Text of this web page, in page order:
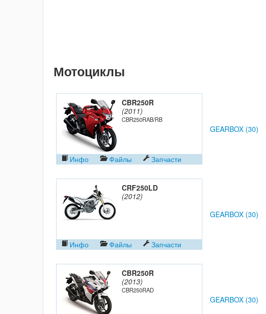
Мотоциклы
CBR250R
(2011)
CBR250RAB/RB
Инфо Файлы Запчасти
GEARBOX (30)
CRF250LD
(2012)
Инфо Файлы Запчасти
GEARBOX (30)
CBR250R
(2013)
CBR250RAD
GEARBOX (30)